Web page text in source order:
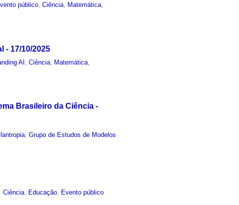
público ,Ciência Matemática
- 17/10/2025
AI ,Ciência Matemática
Brasileiro da Ciência -
,Grupo de Estudos de Modelos
Ciência Educação Evento público